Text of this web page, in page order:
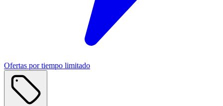
Ofertas por tiempo limitado